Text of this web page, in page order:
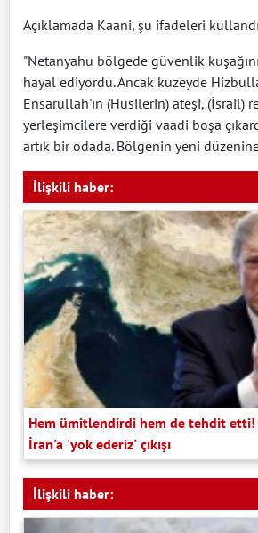
Açıklamada Kaani, şu ifadeleri
"Netanyahu bölgede güvenlik
hayal ediyordu. Ancak kuzeyde
Ensarullah'ın (Husilerin) ateşi, (İsrail)
yerleşimcilere verdiği vaadi boşa
artık bir odada. Bölgenin yeni düzenine
İlişkili haber:
Hem ümitlendirdi hem de tehdit etti!
İran'a 'yok ederiz' çıkışı
İlişkili haber: